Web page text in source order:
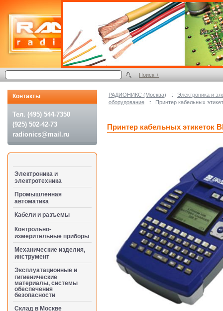
РАДИОНИКС (Москва) ::
Электроника и
оборудование
:: Принтер кабельных
Принтер кабельных этикеток
Контакты
Тел. (495) 544-7350
(925) 502-42-73
radionics@mail.ru
Электроника и
электротехника
Промышленная
автоматика
Кабели и разъемы
Контрольно-
измерительные приборы
Механические изделия,
инструмент
Эксплуатационные и
гигиенические
материалы, системы
обеспечения
безопасности
Cклад в Москве
Поиск +